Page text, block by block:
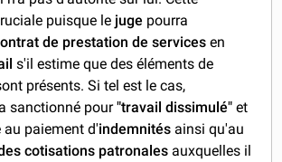
puisque le juge pourra
de prestation de services en
s'il estime que des éléments de
présents. Si tel est le cas,
sanctionné pour"travail dissimulé" et
paiement d'indemnités ainsi qu'au
cotisations patronales auxquelles il